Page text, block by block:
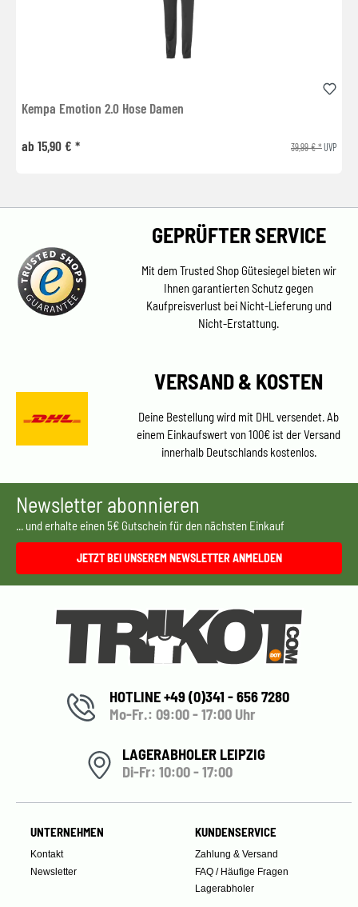
Kempa Emotion 2.0 Hose Damen
ab 15,90 € * 39,99 € *UVP
GEPRÜFTER SERVICE
Mit dem Trusted Shop Gütesiegel bieten wir
Ihnen garantierten Schutz gegen
Kaufpreisverlust bei Nicht-Lieferung und
Nicht-Erstattung.
VERSAND & KOSTEN
Deine Bestellung wird mit DHL versendet. Ab
einem Einkaufswert von 100€ ist der Versand
innerhalb Deutschlands kostenlos.
Newsletter abonnieren
... und erhalte einen 5€ Gutschein für den nächsten Einkauf
JETZT BEI UNSEREM NEWSLETTER ANMELDEN
HOTLINE +49 (0)341 - 656 7280
Mo-Fr.: 09:00 - 17:00 Uhr
LAGERABHOLER LEIPZIG
Di-Fr: 10:00 - 17:00
UNTERNEHMEN
Kontakt
Newsletter
KUNDENSERVICE
Zahlung & Versand
FAQ / Häufige Fragen
Lagerabholer